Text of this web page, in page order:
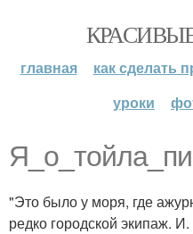
главная как сделать
уроки
"Это было у моря, где
редко городской экипаж.